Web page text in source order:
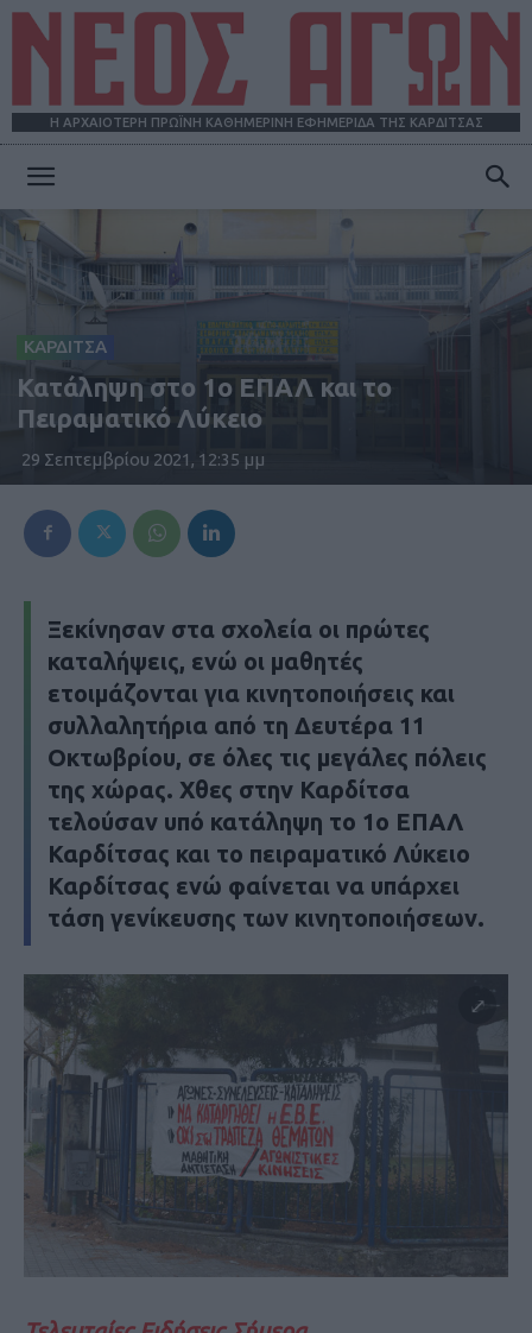
Η ΑΡΧΑΙΟΤΕΡΗ ΠΡΩΪΝΗ ΚΑΘΗΜΕΡΙΝΗ ΕΦΗΜΕΡΙΔΑ ΤΗΣ ΚΑΡΔΙΤΣΑΣ
ΑΓΩΝ
ΚΑΡΔΙΤΣΑ
Κατάληψη στο 1ο ΕΠΑΛ και το
Πειραματικό Λύκειο
29 Σεπτεμβρίου 2021, 12:35 μμ
Ξεκίνησαν στα σχολεία οι πρώτες
καταλήψεις, ενώ οι μαθητές
ετοιμάζονται για κινητοποιήσεις και
συλλαλητήρια από τη Δευτέρα 11
Οκτωβρίου, σε όλες τις μεγάλες πόλεις
της χώρας. Χθες στην Καρδίτσα
τελούσαν υπό κατάληψη το 1ο ΕΠΑΛ
Καρδίτσας και το πειραματικό Λύκειο
Καρδίτσας ενώ φαίνεται να υπάρχει
τάση γενίκευσης των κινητοποιήσεων.